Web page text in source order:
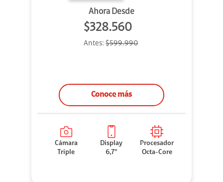
Ahora Desde
$328.560
Antes: $599.990
Conoce más
Cámara
Triple
Display
6,7"
Procesador
Octa-Core